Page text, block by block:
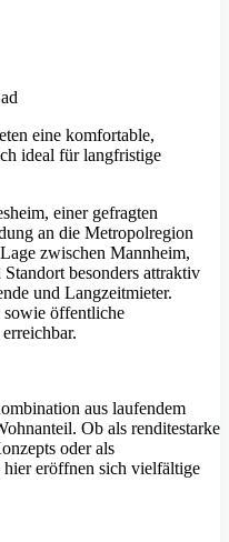
eine komfortable,
ideal für langfristige
einer gefragten
an die Metropolregion
zwischen Mannheim,
besonders attraktiv
und Langzeitmieter.
öffentliche
aus laufendem
Ob als renditestarke
oder als
eröffnen sich vielfältige